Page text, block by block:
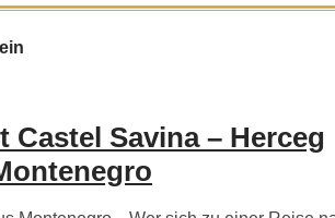
Castel Savina – Herceg